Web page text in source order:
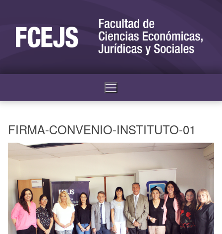
FIRMA-CONVENIO-INSTITUTO-01